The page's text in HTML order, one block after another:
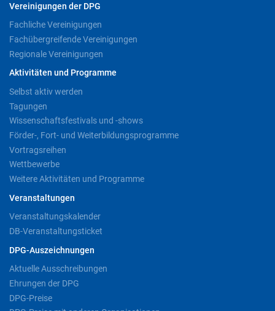
Vereinigungen der DPG
Fachliche Vereinigungen
Fachübergreifende Vereinigungen
Regionale Vereinigungen
Aktivitäten und Programme
Selbst aktiv werden
Tagungen
Wissenschaftsfestivals und -shows
Förder-, Fort- und Weiterbildungsprogramme
Vortragsreihen
Wettbewerbe
Weitere Aktivitäten und Programme
Veranstaltungen
Veranstaltungskalender
DB-Veranstaltungsticket
DPG-Auszeichnungen
Aktuelle Ausschreibungen
Ehrungen der DPG
DPG-Preise